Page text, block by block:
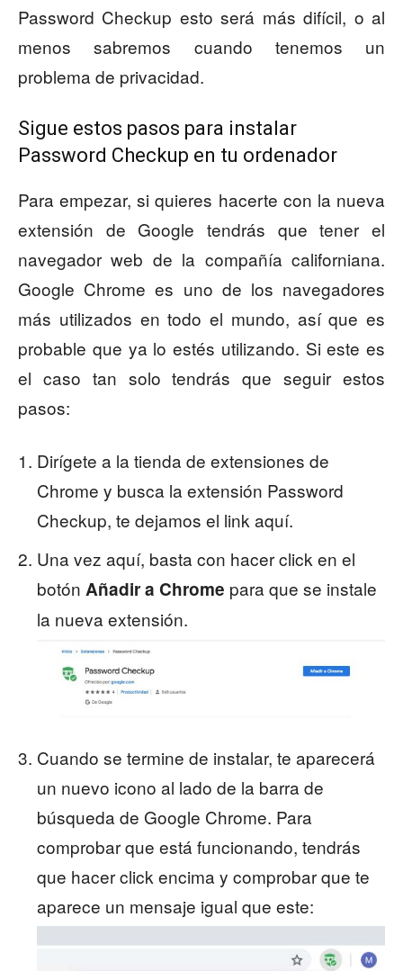
Password Checkup esto será más difícil, o al
menos sabremos cuando tenemos un
problema de privacidad.
Sigue estos pasos para instalar
Password Checkup en tu ordenador
Para empezar, si quieres hacerte con la nueva
extensión de Google tendrás que tener el
navegador web de la compañía californiana.
Google Chrome es uno de los navegadores
más utilizados en todo el mundo, así que es
probable que ya lo estés utilizando. Si este es
el caso tan solo tendrás que seguir estos
pasos:
Dirígete a la tienda de extensiones de
Chrome y busca la extensión Password
Checkup, te dejamos el link aquí.
Una vez aquí, basta con hacer click en el
botón Añadir a Chrome para que se instale
la nueva extensión.
Cuando se termine de instalar, te aparecerá
un nuevo icono al lado de la barra de
búsqueda de Google Chrome. Para
comprobar que está funcionando, tendrás
que hacer click encima y comprobar que te
aparece un mensaje igual que este: